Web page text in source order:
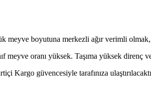
meyve boyutuna merkezli ağır verimli
meyve oranı yüksek. Taşıma yüksek direnç
Kargo güvencesiyle tarafınıza